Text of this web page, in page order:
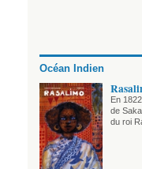
Océan Indien
En
de
du roi